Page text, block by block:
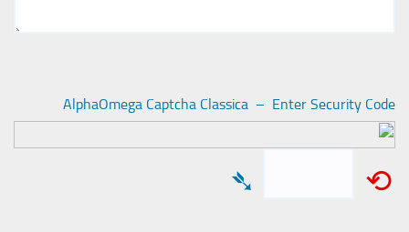
AlphaOmega Captcha Classica – Enter Security Code
⟲
➴